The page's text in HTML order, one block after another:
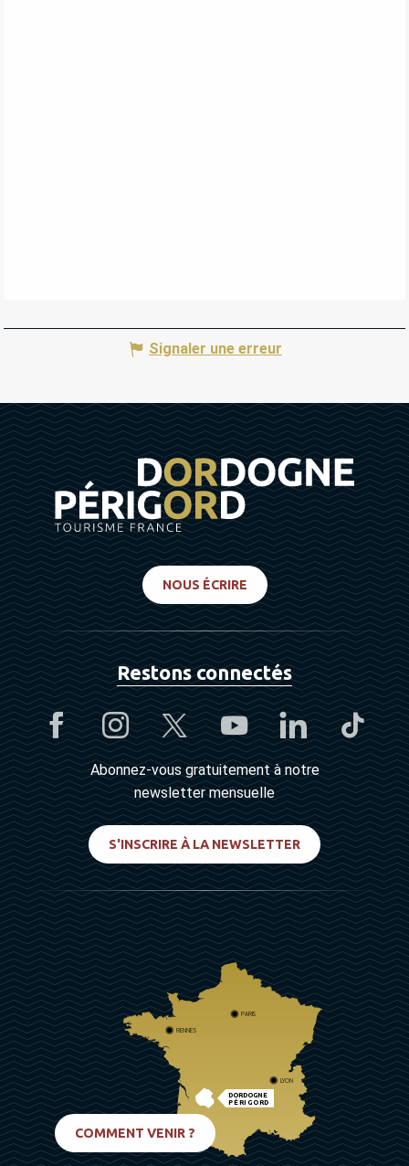
Signaler une erreur
NOUS ÉCRIRE
Restons connectés
Abonnez-vous gratuitement à notre
newsletter mensuelle
S'INSCRIRE À LA NEWSLETTER
DORDOGNE
PÉRIGORD
PARIS
RENNES
LYON
COMMENT VENIR ?